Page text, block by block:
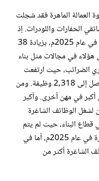
العمالة الماهرة فقد سُجلت
الحفارات واللودرات. إذ
لم يتم شغل أكثر من 1,500 وظيفة في عام 2025م، بزيادة 38
هؤلاء في مجالات مثل بناء
الضرائب، حيث ارتفعت
الفجوة بنسبة تقارب 27 في المئة لتصل إلى 2,318 وظيفة. ومن
أكبر في مهن أخرى. وأكبر
لشغل الوظائف الشاغرة
قطاع البناء، حيث لم يتم
شغل أكثر من 16,200 وظيفة شاغرة في عام 2025م، أما في
الشاغرة أكثر من